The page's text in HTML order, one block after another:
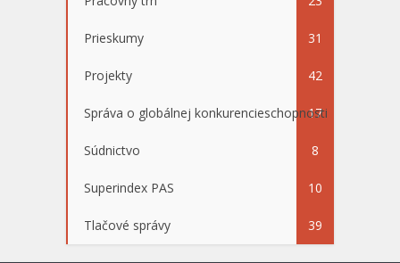
Prieskumy 31
Projekty 42
Správa o globálnej konkurencieschopnosti
17
Súdnictvo 8
Superindex PAS 10
Tlačové správy 39